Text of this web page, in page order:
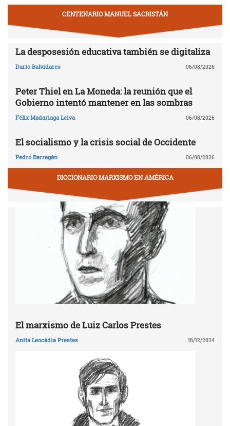
CENTENARIO MANUEL SACRISTÁN
La desposesión educativa también se digitaliza
Darío Balvidares 06/08/2026
Peter Thiel en La Moneda: la reunión que el
Gobierno intentó mantener en las sombras
Félix Madariaga Leiva 06/08/2026
El socialismo y la crisis social de Occidente
Pedro Barragán 06/08/2026
DICCIONARIO MARXISMO EN AMÉRICA
El marxismo de Luiz Carlos Prestes
Anita Leocádia Prestes 18/12/2024